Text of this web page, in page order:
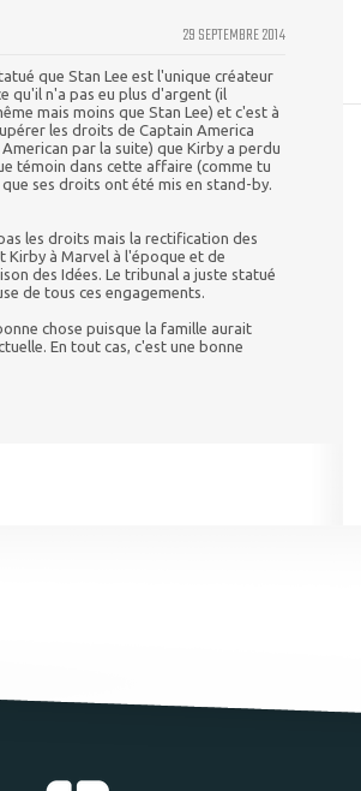
29 SEPTEMBRE 2014
que Stan Lee est l'unique créateur
qu'il n'a pas eu plus d'argent (il
mais moins que Stan Lee) et c'est à
les droits de Captain America
par la suite) que Kirby a perdu
témoin dans cette affaire (comme tu
ses droits ont été mis en stand-by.
les droits mais la rectification des
à Marvel à l'époque et de
des Idées. Le tribunal a juste statué
de tous ces engagements.
chose puisque la famille aurait
En tout cas, c'est une bonne